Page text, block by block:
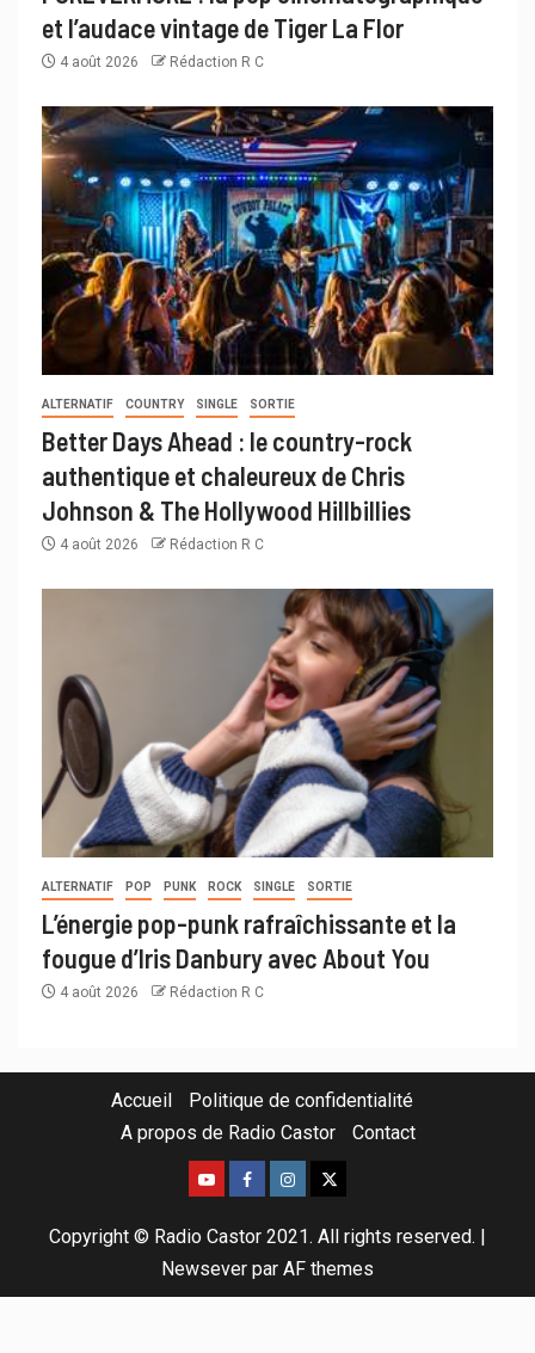
et l’audace vintage de Tiger La Flor
4 août 2026 Rédaction R C
ALTERNATIF COUNTRY SINGLE SORTIE
Better Days Ahead : le country-rock
authentique et chaleureux de Chris
Johnson & The Hollywood Hillbillies
4 août 2026 Rédaction R C
ALTERNATIF POP PUNK ROCK SINGLE SORTIE
L’énergie pop-punk rafraîchissante et la
fougue d’Iris Danbury avec About You
4 août 2026 Rédaction R C
Accueil
Politique de confidentialité
A propos de Radio Castor
Contact
Copyright © Radio Castor 2021. All rights reserved. |
Newsever par AF themes